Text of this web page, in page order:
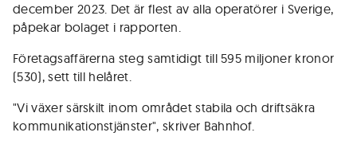
december 2023. Det är flest av alla operatörer i Sverige,
påpekar bolaget i rapporten.
Företagsaffärerna steg samtidigt till 595 miljoner kronor
(530), sett till helåret.
"Vi växer särskilt inom området stabila och driftsäkra
kommunikationstjänster", skriver Bahnhof.